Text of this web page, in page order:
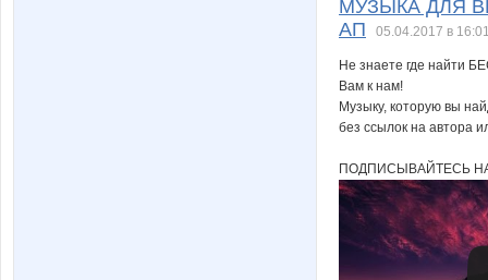
tatiana17
МУЗЫКА ДЛЯ
АП
05.04.2017 в
Не знаете где найти
Вам к нам!
Музыку, которую вы
без ссылок на автора
ПОДПИСЫВАЙТЕСЬ